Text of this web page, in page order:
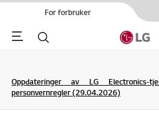
For forbruker
Menu Søk
Oppdateringer av LG Electronics-
personvernregler (29.04.2026)